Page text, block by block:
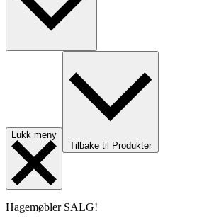
Lukk meny
Tilbake til Produkter
Hagemøbler SALG!